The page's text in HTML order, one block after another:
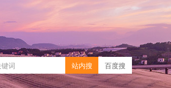
站内搜 百度搜